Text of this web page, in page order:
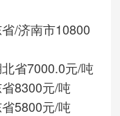
/济南市10800
省7000.0元/吨
8300元/吨
5800元/吨